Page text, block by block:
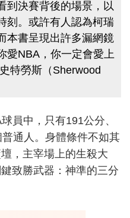
到決賽背後的場景，以
刻。或許有人認為柯瑞
本書呈現出許多漏網鏡
愛NBA，你一定會愛上
特勞斯（Sherwood
員中，只有191公分、
通人。身體條件不如其
，主宰場上的生殺大
致勝武器：神準的三分